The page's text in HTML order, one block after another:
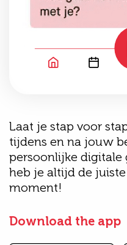
Laat je stap voor
tijdens en na jouw
persoonlijke digitale
heb je altijd de
moment!
Download the app